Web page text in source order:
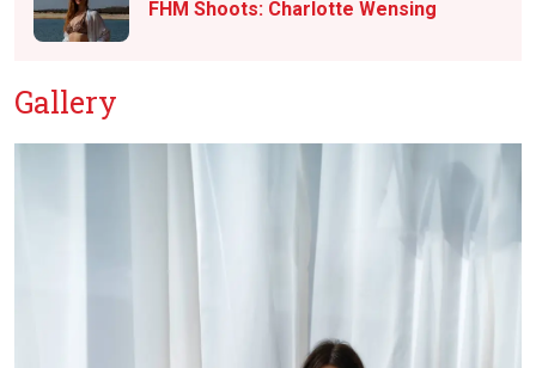
FHM Shoots: Charlotte Wensing
Gallery